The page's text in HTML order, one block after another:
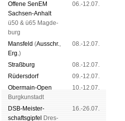
Offene SenEM
Sach­sen-An­halt
ü50 & ü65 Mag­de­
burg
06.-12.07.
Mans­feld (Aus­schr.,
Erg.)
08.-12.07.
Straß­burg
08.-12.07.
Rüders­dorf
09.-12.07.
Ober­main-Open
Burg­kun­stadt
10.-12.07.
DSB-Meister­
schafts­gipfel
Dres­
16.-26.07.